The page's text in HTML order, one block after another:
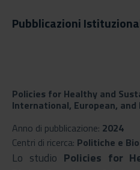
Pubblicazioni
Policies for Healthy and
International, European,
Anno di pubblicazione: 2024
Centri di ricerca: Politiche e
Lo studio Policies for